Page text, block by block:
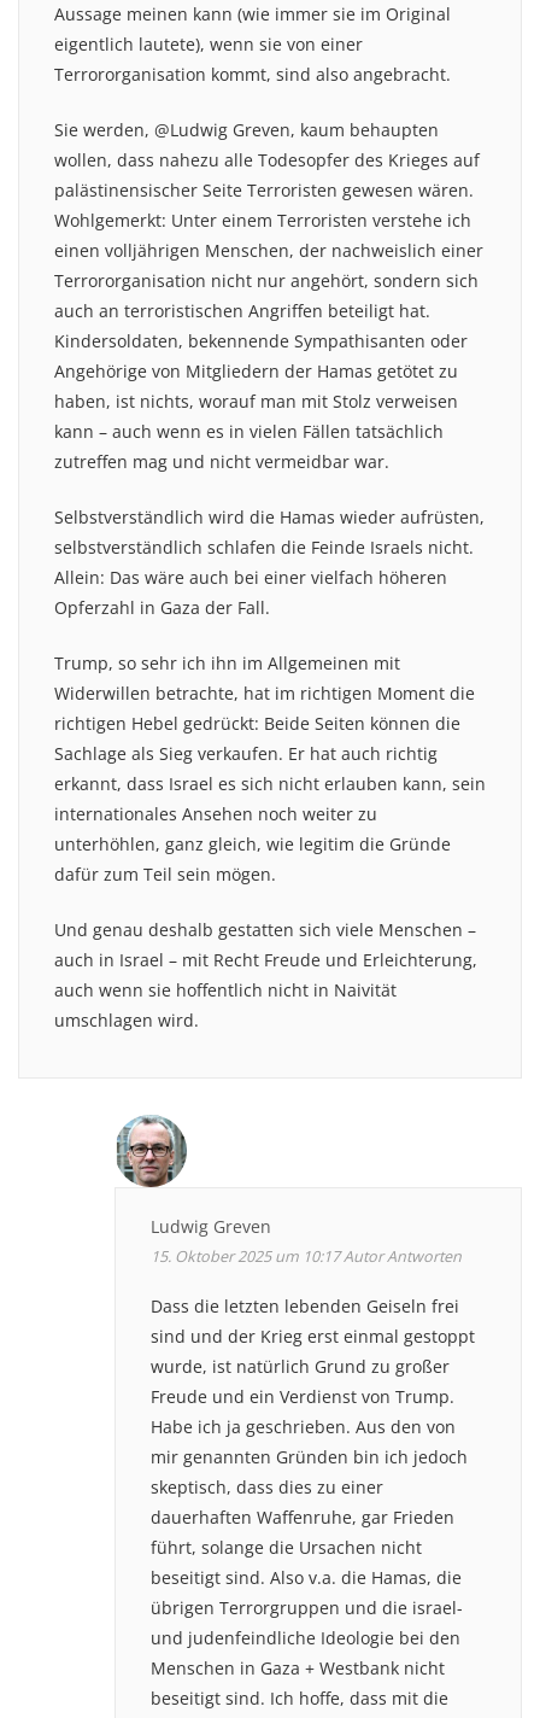
Aussage meinen kann (wie immer sie im Original
eigentlich lautete), wenn sie von einer
Terrororganisation kommt, sind also angebracht.
Sie werden, @Ludwig Greven, kaum behaupten
wollen, dass nahezu alle Todesopfer des Krieges auf
palästinensischer Seite Terroristen gewesen wären.
Wohlgemerkt: Unter einem Terroristen verstehe ich
einen volljährigen Menschen, der nachweislich einer
Terrororganisation nicht nur angehört, sondern sich
auch an terroristischen Angriffen beteiligt hat.
Kindersoldaten, bekennende Sympathisanten oder
Angehörige von Mitgliedern der Hamas getötet zu
haben, ist nichts, worauf man mit Stolz verweisen
kann – auch wenn es in vielen Fällen tatsächlich
zutreffen mag und nicht vermeidbar war.
Selbstverständlich wird die Hamas wieder aufrüsten,
selbstverständlich schlafen die Feinde Israels nicht.
Allein: Das wäre auch bei einer vielfach höheren
Opferzahl in Gaza der Fall.
Trump, so sehr ich ihn im Allgemeinen mit
Widerwillen betrachte, hat im richtigen Moment die
richtigen Hebel gedrückt: Beide Seiten können die
Sachlage als Sieg verkaufen. Er hat auch richtig
erkannt, dass Israel es sich nicht erlauben kann, sein
internationales Ansehen noch weiter zu
unterhöhlen, ganz gleich, wie legitim die Gründe
dafür zum Teil sein mögen.
Und genau deshalb gestatten sich viele Menschen –
auch in Israel – mit Recht Freude und Erleichterung,
auch wenn sie hoffentlich nicht in Naivität
umschlagen wird.
Ludwig Greven
15. Oktober 2025 um 10:17AutorAntworten
Dass die letzten lebenden Geiseln frei
sind und der Krieg erst einmal gestoppt
wurde, ist natürlich Grund zu großer
Freude und ein Verdienst von Trump.
Habe ich ja geschrieben. Aus den von
mir genannten Gründen bin ich jedoch
skeptisch, dass dies zu einer
dauerhaften Waffenruhe, gar Frieden
führt, solange die Ursachen nicht
beseitigt sind. Also v.a. die Hamas, die
übrigen Terrorgruppen und die israel-
und judenfeindliche Ideologie bei den
Menschen in Gaza + Westbank nicht
beseitigt sind. Ich hoffe, dass mit die